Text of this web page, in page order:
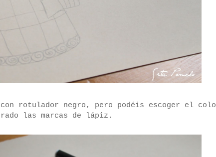
rotulador negro, pero podéis escoger el
las marcas de lápiz.